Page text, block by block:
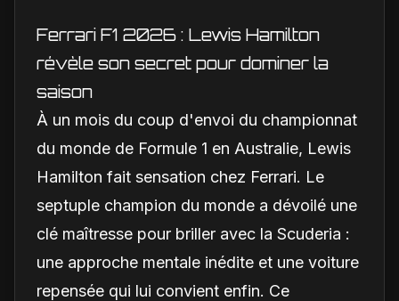
Ferrari F1 2026 : Lewis Hamilton
révèle son secret pour dominer la
saison
À un mois du coup d'envoi du championnat
du monde de Formule 1 en Australie, Lewis
Hamilton fait sensation chez Ferrari. Le
septuple champion du monde a dévoilé une
clé maîtresse pour briller avec la Scuderia :
une approche mentale inédite et une voiture
repensée qui lui convient enfin. Ce